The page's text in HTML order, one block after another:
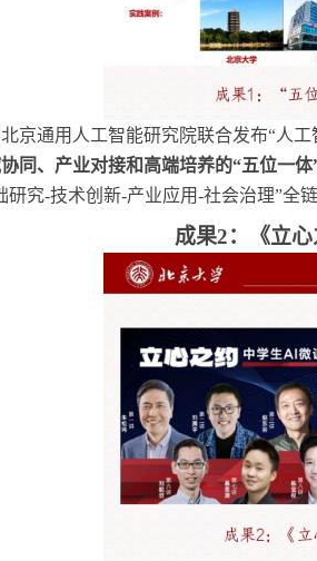
京通用人工智能研究院联合发布“人工
同、产业对接和高端培养的“五位一
研究-技术创新-产业应用-社会治理”全
成果2：《立